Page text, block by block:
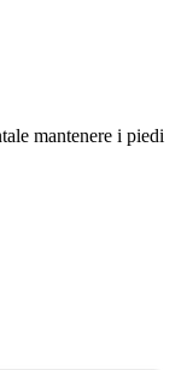
mantenere i piedi